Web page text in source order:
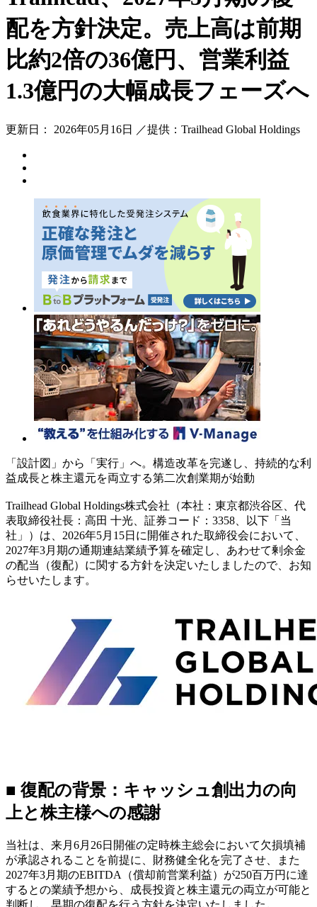
配を方針決定。売上高は前期
比約2倍の36億円、営業利益
1.3億円の大幅成長フェーズへ
更新日： 2026年05月16日 ／提供：Trailhead Global Holdings
「設計図」から「実行」へ。構造改革を完遂し、持続的な利
益成長と株主還元を両立する第二次創業期が始動
Trailhead Global Holdings株式会社（本社：東京都渋谷区、代
表取締役社長：高田 十光、証券コード：3358、以下「当
社」）は、2026年5月15日に開催された取締役会において、
2027年3月期の通期連結業績予算を確定し、あわせて剰余金
の配当（復配）に関する方針を決定いたしましたので、お知
らせいたします。
■ 復配の背景：キャッシュ創出力の向
上と株主様への感謝
当社は、来月6月26日開催の定時株主総会において欠損填補
が承認されることを前提に、財務健全化を完了させ、また
2027年3月期のEBITDA（償却前営業利益）が250百万円に達
するとの業績予想から、成長投資と株主還元の両立が可能と
判断し、早期の復配を行う方針を決定いたしました。